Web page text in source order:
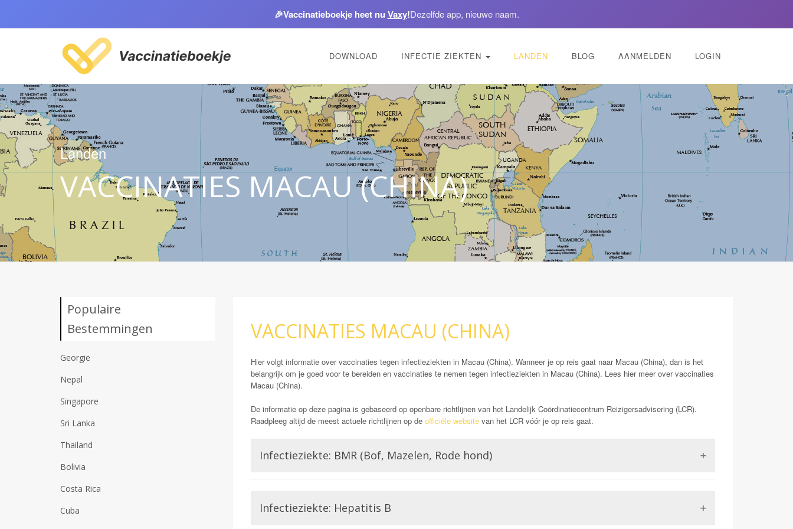
🎉Vaccinatieboekje heet nu Vaxy!Dezelfde app, nieuwe naam.
DOWNLOAD INFECTIE ZIEKTEN LANDEN BLOG AANMELDEN LOGIN
Landen
VACCINATIES MACAU (CHINA)
Populaire
Bestemmingen
Georgië
Nepal
Singapore
Sri Lanka
Thailand
Bolivia
Costa Rica
Cuba
VACCINATIES MACAU (CHINA)
Hier volgt informatie over vaccinaties tegen infectieziekten in Macau (China). Wanneer je op reis gaat naar Macau (China), dan is het
belangrijk om je goed voor te bereiden en vaccinaties te nemen tegen infectieziekten in Macau (China). Lees hier meer over vaccinaties
Macau (China).
De informatie op deze pagina is gebaseerd op openbare richtlijnen van het Landelijk Coördinatiecentrum Reizigersadvisering (LCR).
Raadpleeg altijd de meest actuele richtlijnen op de officiële websitevan het LCR vóór je op reis gaat.
Infectieziekte: BMR (Bof, Mazelen, Rode hond)
Infectieziekte: Hepatitis B